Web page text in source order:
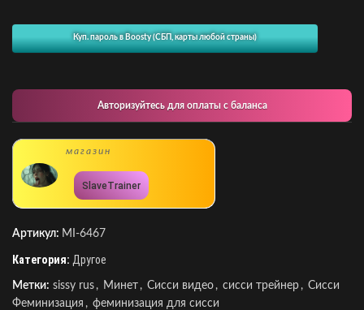
Куп. пароль в Boosty (СБП, карты любой страны)
Авторизуйтесь для оплаты с баланса
магазин
SlaveTrainer
Артикул: MI-6467
Категория: Другое
Метки: sissy rus , Минет , Сисси видео , сисси трейнер , Сисси
Феминизация , феминизация для сисси